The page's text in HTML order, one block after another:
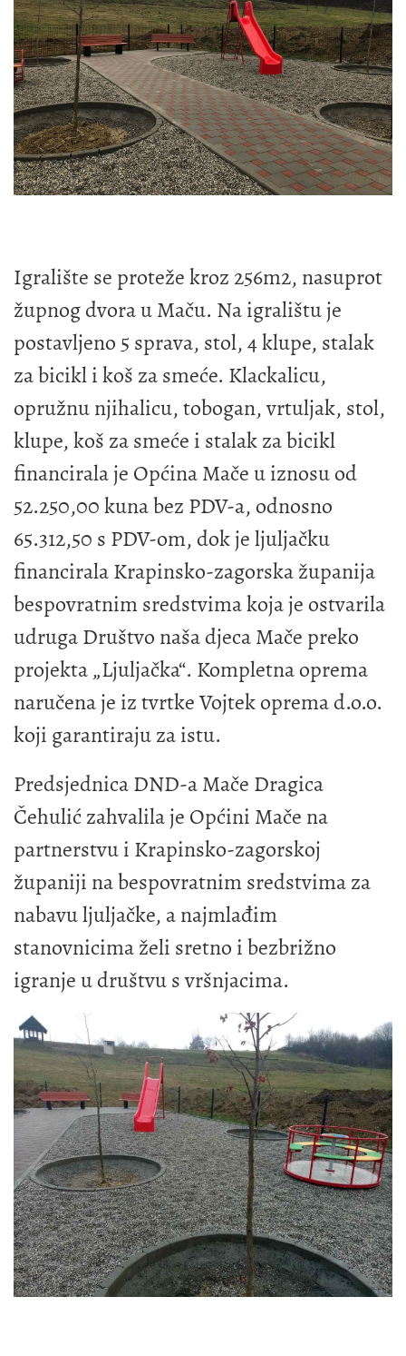
Igralište se proteže kroz 256m2, nasuprot
župnog dvora u Maču. Na igralištu je
postavljeno 5 sprava, stol, 4 klupe, stalak
za bicikl i koš za smeće. Klackalicu,
opružnu njihalicu, tobogan, vrtuljak, stol,
klupe, koš za smeće i stalak za bicikl
financirala je Općina Mače u iznosu od
52.250,00 kuna bez PDV-a, odnosno
65.312,50 s PDV-om, dok je ljuljačku
financirala Krapinsko-zagorska županija
bespovratnim sredstvima koja je ostvarila
udruga Društvo naša djeca Mače preko
projekta „Ljuljačka“. Kompletna oprema
naručena je iz tvrtke Vojtek oprema d.o.o.
koji garantiraju za istu.
Predsjednica DND-a Mače Dragica
Čehulić zahvalila je Općini Mače na
partnerstvu i Krapinsko-zagorskoj
županiji na bespovratnim sredstvima za
nabavu ljuljačke, a najmlađim
stanovnicima želi sretno i bezbrižno
igranje u društvu s vršnjacima.